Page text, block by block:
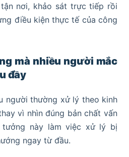
nơi, khảo sát trực tiếp rồi
điều kiện thực tế của công
mà nhiều người mắc
đầy
người thường xử lý theo kinh
vì nhìn đúng bản chất vấn
tưởng này làm việc xử lý bị
ngay từ đầu.